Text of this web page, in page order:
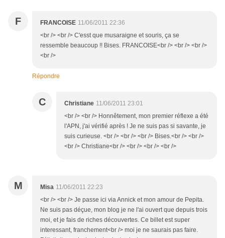
F FRANCOISE 11/06/2011 22:36
<br /> <br /> C'esst que musaraigne et souris, ça se
ressemble beaucoup !! Bises. FRANCOISE<br /> <br /> <br />
<br />
Répondre
C Christiane 11/06/2011 23:01
<br /> <br /> Honnêtement, mon premier réflexe a été
l'APN, j'ai vérifié après ! Je ne suis pas si savante, je
suis curieuse. <br /> <br /> <br /> Bises.<br /> <br />
<br /> Christiane<br /> <br /> <br /> <br />
M Misa 11/06/2011 22:23
<br /> <br /> Je passe ici via Annick et mon amour de Pepita.
Ne suis pas déçue, mon blog je ne l'ai ouvert que depuis trois
moi, et je fais de riches découvertes. Ce billet est super
interessant, franchement<br /> moi je ne saurais pas faire.